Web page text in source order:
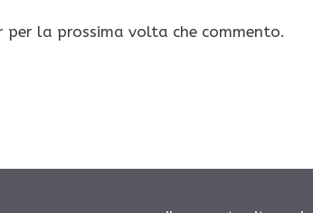
per la prossima volta che commento.